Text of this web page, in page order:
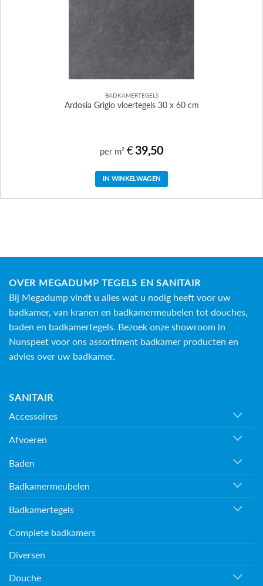
BADKAMERTEGELS
Ardosia Grigio vloertegels 30 x 60 cm
per m² €39,50
IN WINKELWAGEN
OVER MEGADUMP TEGELS EN SANITAIR
Bij Megadump vindt u alles wat u nodig heeft voor uw
badkamer, van kranen en badkamermeubelen tot douches,
baden en badkamertegels. Bezoek onze showroom in
Nunspeet voor ons assortiment badkamer producten en
advies over uw badkamer.
SANITAIR
Accessoires
Afvoeren
Baden
Badkamermeubelen
Badkamertegels
Complete badkamers
Diversen
Douche